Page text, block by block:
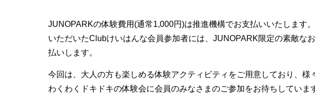
JUNOPARKの体験費用(通常1,000円)は推進機構でお支払いいたします
いただいたClubけいはんな会員参加者には、JUNOPARK限定の素敵な
払いします。
今回は、大人の方も楽しめる体験アクティビティをご用意しており、
わくわくドキドキの体験会に会員のみなさまのご参加をお待ちしていま